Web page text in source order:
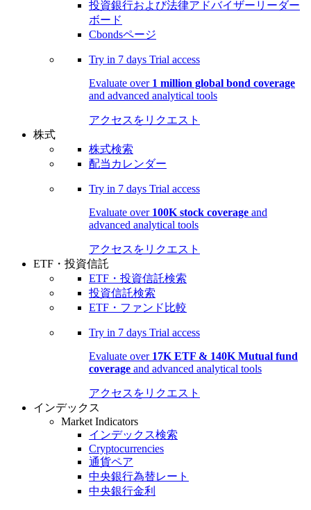
投資銀行および法律アドバイザーリーダー
ボード
Cbondsページ
Try in 7 days Trial access
Evaluate over 1 million global bond coverage
and advanced analytical tools
アクセスをリクエスト
株式
株式検索
配当カレンダー
Try in 7 days Trial access
Evaluate over 100K stock coverage and
advanced analytical tools
アクセスをリクエスト
ETF・投資信託
ETF・投資信託検索
投資信託検索
ETF・ファンド比較
Try in 7 days Trial access
Evaluate over 17K ETF & 140K Mutual fund
coverage and advanced analytical tools
アクセスをリクエスト
インデックス
Market Indicators
インデックス検索
Cryptocurrencies
通貨ペア
中央銀行為替レート
中央銀行金利